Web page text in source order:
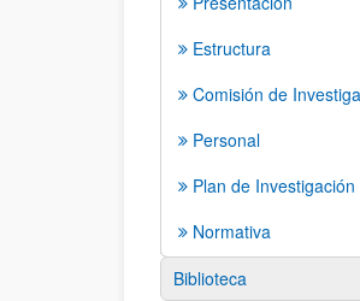
Estructura
Comisión de
Personal
Plan de Investigación
Normativa
Biblioteca